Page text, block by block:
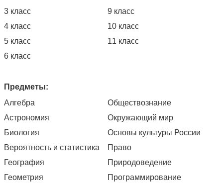
3 класс
4 класс
5 класс
6 класс
9 класс
10 класс
11 класс
Предметы:
Алгебра
Астрономия
Биология
Вероятность и статистика
География
Геометрия
Обществознание
Окружающий мир
Основы культуры России
Право
Природоведение
Программирование